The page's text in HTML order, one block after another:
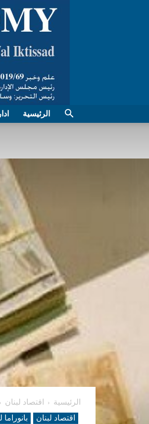
الرئيسية
الرئيسية اقتصاد لبنان
اقتصاد لبنان
بانوراما